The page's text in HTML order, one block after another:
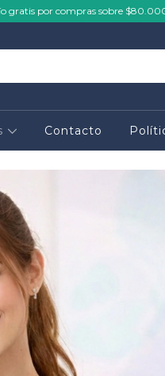
gratis por compras sobre
Contacto